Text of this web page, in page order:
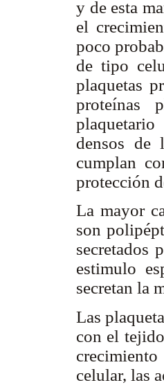
y de esta
el
poco
de tipo
plaquetas
proteínas
densos de
cumplan
protección
La mayor
son
secretados
estimulo
secretan la
Las
con el
crecimiento
celular, las